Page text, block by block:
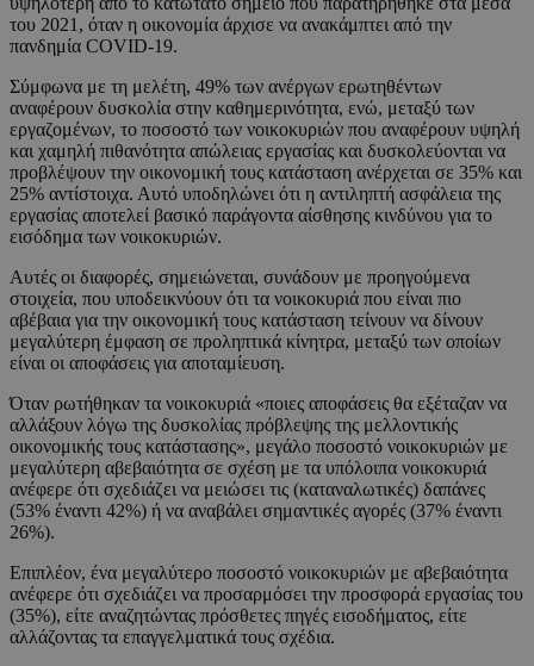
του 2021, όταν η οικονομία άρχισε να ανακάμπτει από την
πανδημία COVID-19.
Σύμφωνα με τη μελέτη, 49% των ανέργων ερωτηθέντων
αναφέρουν δυσκολία στην καθημερινότητα, ενώ, μεταξύ των
εργαζομένων, το ποσοστό των νοικοκυριών που αναφέρουν υψηλή
και χαμηλή πιθανότητα απώλειας εργασίας και δυσκολεύονται να
προβλέψουν την οικονομική τους κατάσταση ανέρχεται σε 35% και
25% αντίστοιχα. Αυτό υποδηλώνει ότι η αντιληπτή ασφάλεια της
εργασίας αποτελεί βασικό παράγοντα αίσθησης κινδύνου για το
εισόδημα των νοικοκυριών.
Αυτές οι διαφορές, σημειώνεται, συνάδουν με προηγούμενα
στοιχεία, που υποδεικνύουν ότι τα νοικοκυριά που είναι πιο
αβέβαια για την οικονομική τους κατάσταση τείνουν να δίνουν
μεγαλύτερη έμφαση σε προληπτικά κίνητρα, μεταξύ των οποίων
είναι οι αποφάσεις για αποταμίευση.
Όταν ρωτήθηκαν τα νοικοκυριά «ποιες αποφάσεις θα εξέταζαν να
αλλάξουν λόγω της δυσκολίας πρόβλεψης της μελλοντικής
οικονομικής τους κατάστασης», μεγάλο ποσοστό νοικοκυριών με
μεγαλύτερη αβεβαιότητα σε σχέση με τα υπόλοιπα νοικοκυριά
ανέφερε ότι σχεδιάζει να μειώσει τις (καταναλωτικές) δαπάνες
(53% έναντι 42%) ή να αναβάλει σημαντικές αγορές (37% έναντι
26%).
Επιπλέον, ένα μεγαλύτερο ποσοστό νοικοκυριών με αβεβαιότητα
ανέφερε ότι σχεδιάζει να προσαρμόσει την προσφορά εργασίας του
(35%), είτε αναζητώντας πρόσθετες πηγές εισοδήματος, είτε
αλλάζοντας τα επαγγελματικά τους σχέδια.